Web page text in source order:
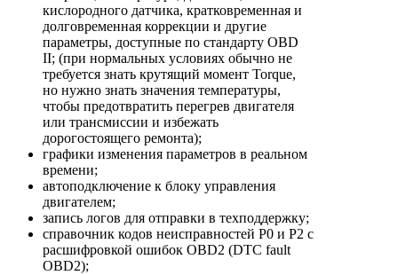
кислородного датчика, кратковременная и
долговременная коррекции и другие
параметры, доступные по стандарту OBD
II; (при нормальных условиях обычно не
требуется знать крутящий момент Torque,
но нужно знать значения температуры,
чтобы предотвратить перегрев двигателя
или трансмиссии и избежать
дорогостоящего ремонта);
графики изменения параметров в реальном
времени;
автоподключение к блоку управления
двигателем;
запись логов для отправки в техподдержку;
справочник кодов неисправностей P0 и P2 с
расшифровкой ошибок OBD2 (DTC fault
OBD2);